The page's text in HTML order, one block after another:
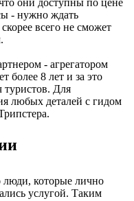
они доступны по цене
- нужно ждать
всего не сможет
- агрегатором
более 8 лет и за это
туристов. Для
любых деталей с гидом
люди, которые лично
услугой. Таким